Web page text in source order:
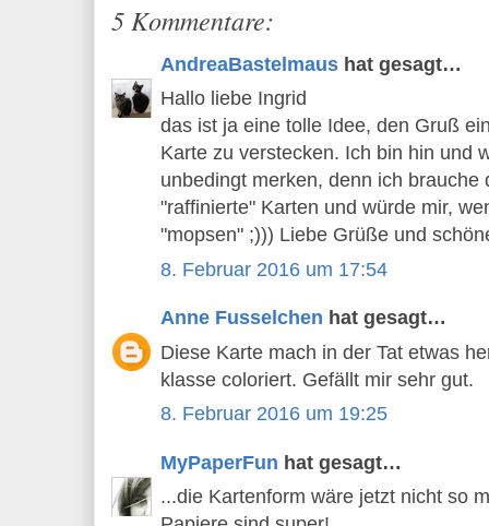
5 Kommentare:
AndreaBastelmaus hat gesagt…
Hallo liebe Ingrid
das ist ja eine tolle Idee, den Gruß
Karte zu verstecken. Ich bin hin und
unbedingt merken, denn ich brauche
"raffinierte" Karten und würde mir,
"mopsen" ;))) Liebe Grüße und
8. Februar 2016 um 17:54
Anne Fusselchen hat gesagt…
Diese Karte mach in der Tat etwas
klasse coloriert. Gefällt mir sehr gut.
8. Februar 2016 um 19:25
MyPaperFun hat gesagt…
...die Kartenform wäre jetzt nicht so